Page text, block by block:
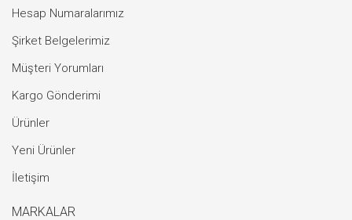
Hesap Numaralarımız
Şirket Belgelerimiz
Müşteri Yorumları
Kargo Gönderimi
Ürünler
Yeni Ürünler
İletişim
MARKALAR